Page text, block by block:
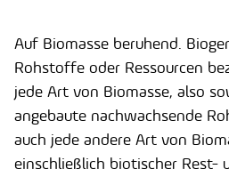
Auf Biomasse beruhend.
Rohstoffe oder Ressourcen
jede Art von Biomasse, also
angebaute nachwachsende
auch jede andere Art von
einschließlich biotischer Rest-